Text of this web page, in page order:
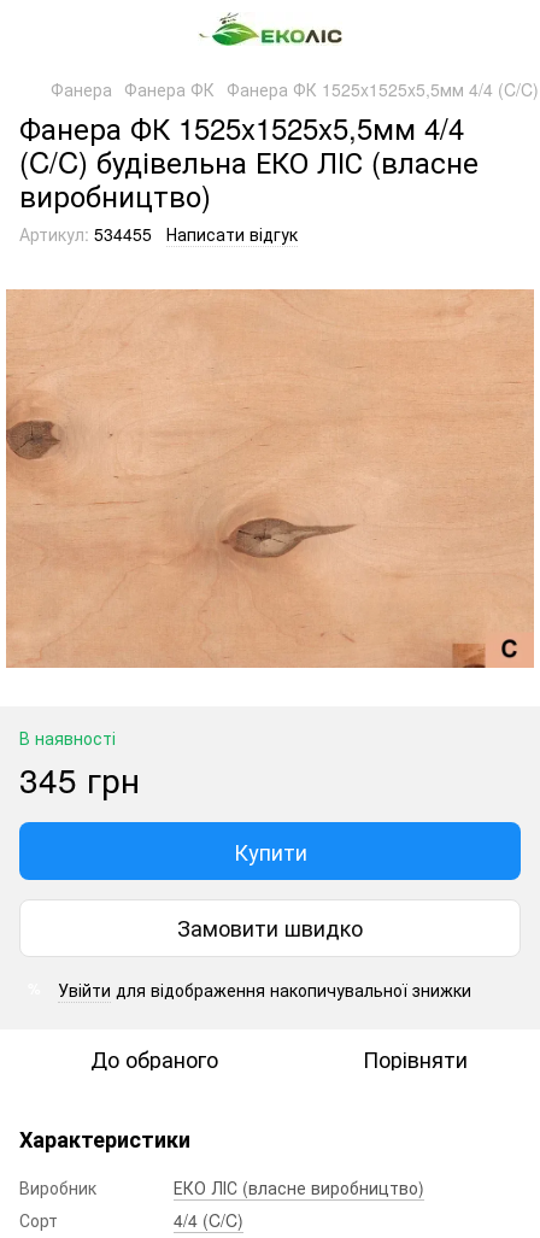
Фанера Фанера ФК Фанера ФК 1525x1525x5,5мм 4/4 (C/
Фанера ФК 1525x1525x5,5мм 4/4
(C/C) будівельна ЕКО ЛІС (власне
виробництво)
Артикул: 534455 Написати відгук
В наявності
345 грн
Купити
Замовити швидко
Увійти для відображення накопичувальної знижки
До обраного Порівняти
Характеристики
Виробник
ЕКО ЛІС (власне виробництво)
Сорт
4/4 (C/C)